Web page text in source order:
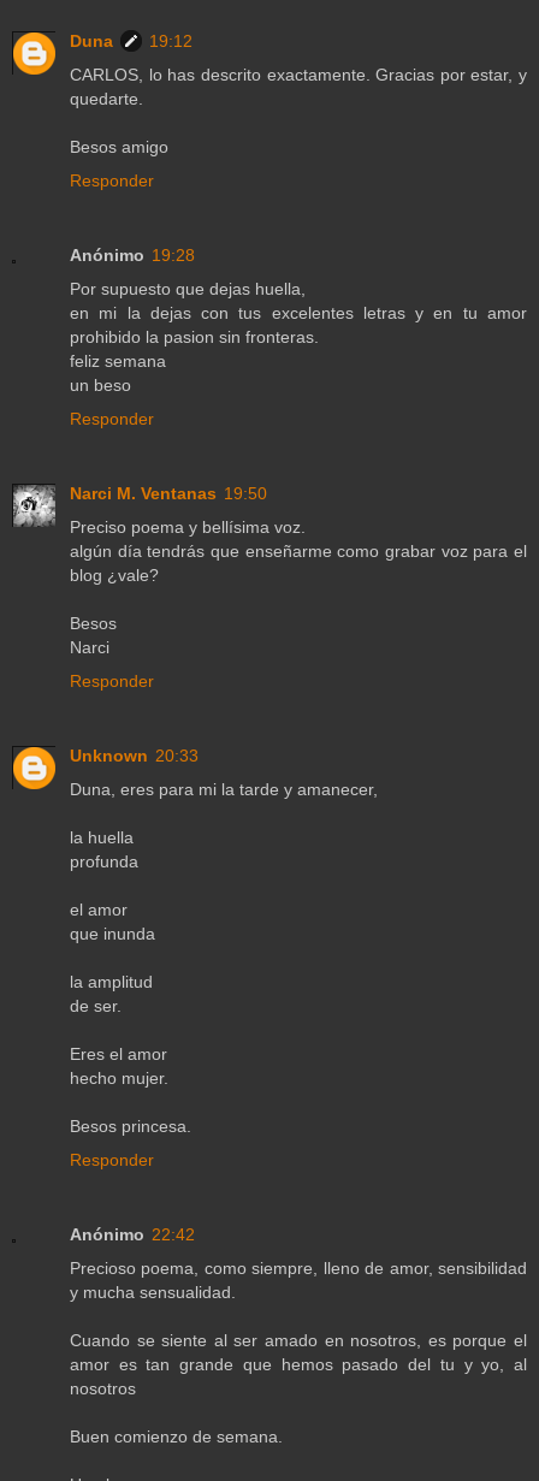
Duna
19:12
CARLOS, lo has descrito exactamente. Gracias por estar, y
quedarte.
Besos amigo
Responder
Anónimo 19:28
Por supuesto que dejas huella,
en mi la dejas con tus excelentes letras y en tu amor
prohibido la pasion sin fronteras.
feliz semana
un beso
Responder
Narci M. Ventanas 19:50
Preciso poema y bellísima voz.
algún día tendrás que enseñarme como grabar voz para el
blog ¿vale?
Besos
Narci
Responder
Unknown 20:33
Duna, eres para mi la tarde y amanecer,
la huella
profunda
el amor
que inunda
la amplitud
de ser.
Eres el amor
hecho mujer.
Besos princesa.
Responder
Anónimo 22:42
Precioso poema, como siempre, lleno de amor, sensibilidad
y mucha sensualidad.
Cuando se siente al ser amado en nosotros, es porque el
amor es tan grande que hemos pasado del tu y yo, al
nosotros
Buen comienzo de semana.